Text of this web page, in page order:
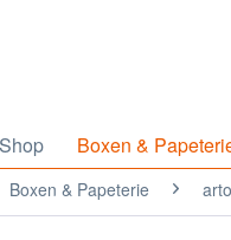
Boxen &
Boxen & Papeterie